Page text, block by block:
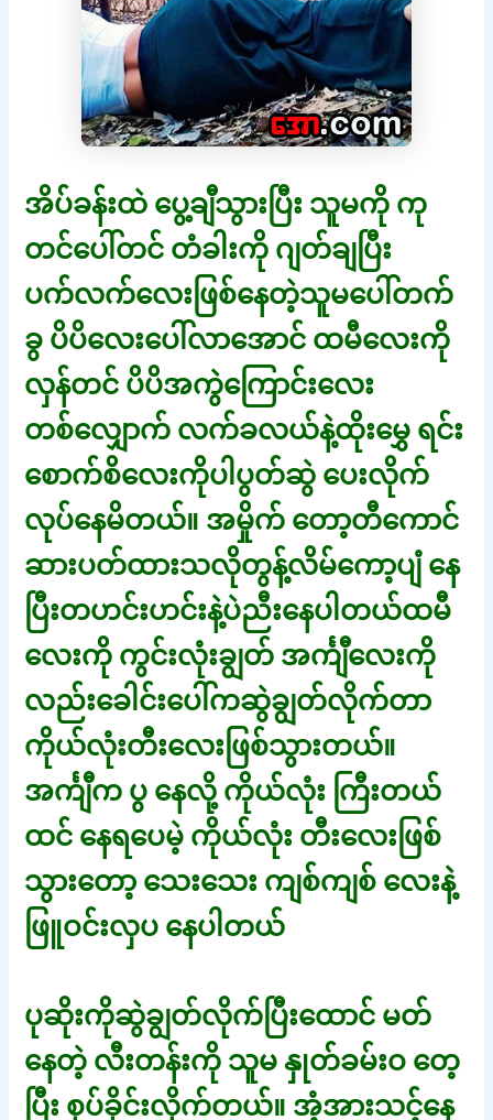
အိပ်ခန်းထဲ ပွေ့ချီသွားပြီး သူမကို ကု
တင်ပေါ်တင် တံခါးကို ဂျတ်ချပြီး
ပက်လက်လေးဖြစ်နေတဲ့သူမပေါ်တက်
ခွ ပိပိလေးပေါ်လာအောင် ထမီလေးကို
လှန်တင် ပိပိအကွဲကြောင်းလေး
တစ်လျှောက် လက်ခလယ်နဲ့ထိုးမွှေ ရင်း
စောက်စိလေးကိုပါပွတ်ဆွဲ ပေးလိုက်
လုပ်နေမိတယ်။ အမှိုက် တော့တီကောင်
ဆားပတ်ထားသလိုတွန့်လိမ်ကော့ပျံ နေ
ပြီးတဟင်းဟင်းနဲ့ပဲညီးနေပါတယ်ထမီ
လေးကို ကွင်းလုံးချွတ် အင်္ကျီလေးကို
လည်းခေါင်းပေါ်ကဆွဲချွတ်လိုက်တာ
ကိုယ်လုံးတီးလေးဖြစ်သွားတယ်။
အင်္ကျီက ပွ နေလို့ ကိုယ်လုံး ကြီးတယ်
ထင် နေရပေမဲ့ ကိုယ်လုံး တီးလေးဖြစ်
သွားတော့ သေးသေး ကျစ်ကျစ် လေးနဲ့
ဖြူဝင်းလှပ နေပါတယ်
ပုဆိုးကိုဆွဲချွတ်လိုက်ပြီးထောင် မတ်
နေတဲ့ လီးတန်းကို သူမ နှုတ်ခမ်းဝ တေ့
ပြီး စုပ်ခိုင်းလိုက်တယ်။ အံ့အားသင့်နေ